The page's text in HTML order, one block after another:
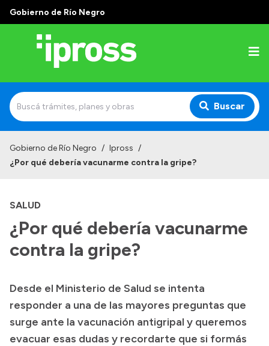
Gobierno de Río Negro
Buscar
Delegaciones
Consultorios Propios
Transparencia
Gobierno de Río Negro / Ipross /
¿Por qué debería vacunarme contra la gripe?
SALUD
¿Por qué debería vacunarme
contra la gripe?
Desde el Ministerio de Salud se intenta
responder a una de las mayores preguntas que
surge ante la vacunación antigripal y queremos
evacuar esas dudas y recordarte que si formás